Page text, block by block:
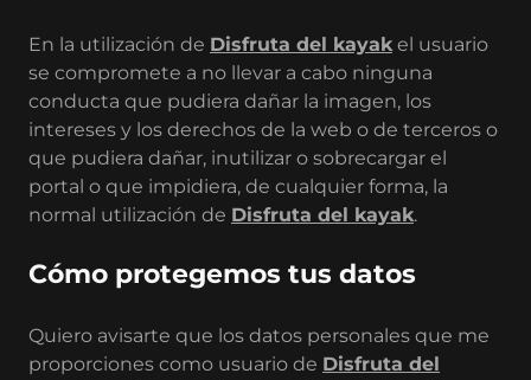
En la utilización de Disfruta del kayakel usuario
se compromete a no llevar a cabo ninguna
conducta que pudiera dañar la imagen, los
intereses y los derechos de la web o de terceros o
que pudiera dañar, inutilizar o sobrecargar el
portal o que impidiera, de cualquier forma, la
normal utilización de Disfruta del kayak.
Cómo protegemos tus datos
Quiero avisarte que los datos personales que me
proporciones como usuario de Disfruta del